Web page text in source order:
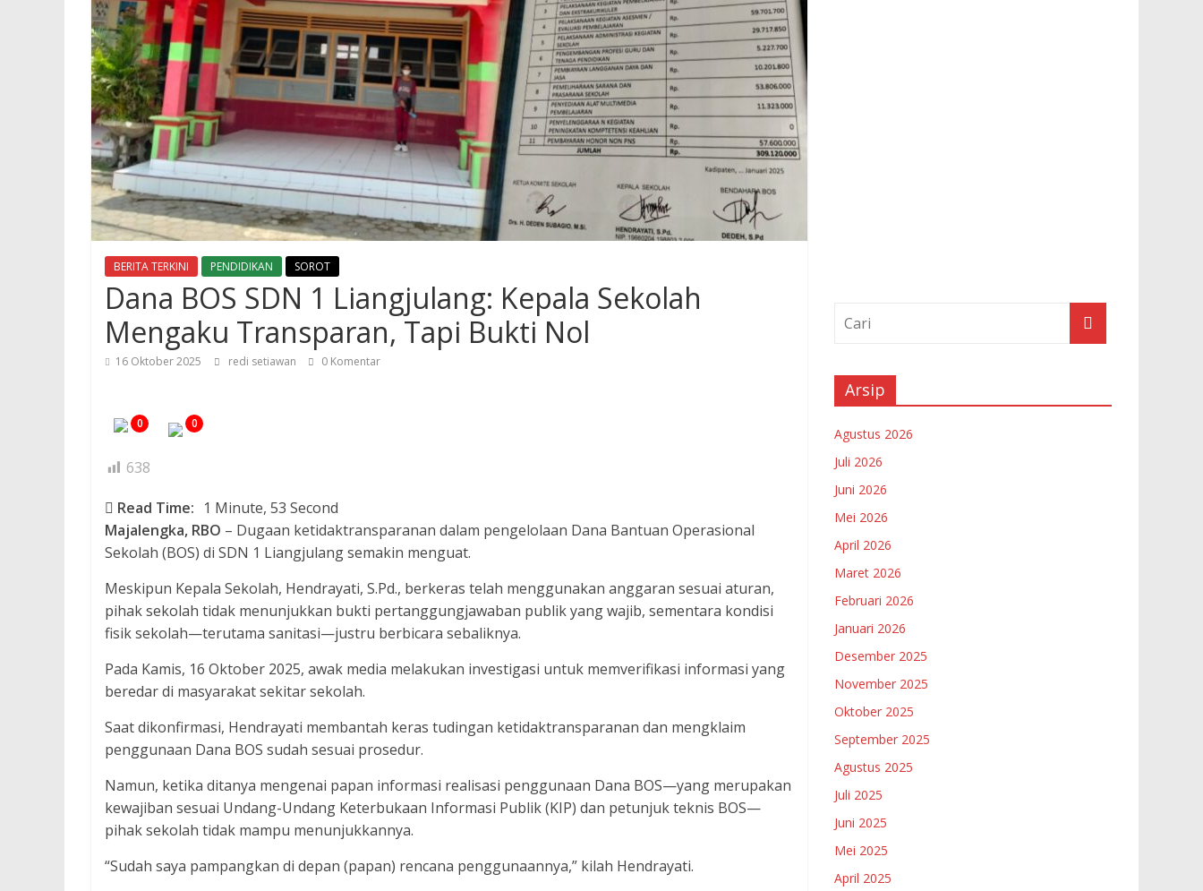
BERITA TERKINI PENDIDIKAN SOROT
Dana BOS SDN 1 Liangjulang: Kepala Sekolah
Mengaku Transparan, Tapi Bukti Nol
16 Oktober 2025 redi setiawan 0 Komentar
0 0
638
Read Time: 1 Minute, 53 Second
Majalengka, RBO – Dugaan ketidaktransparanan dalam pengelolaan Dana Bantuan Operasional
Sekolah (BOS) di SDN 1 Liangjulang semakin menguat.
Meskipun Kepala Sekolah, Hendrayati, S.Pd., berkeras telah menggunakan anggaran sesuai aturan,
pihak sekolah tidak menunjukkan bukti pertanggungjawaban publik yang wajib, sementara kondisi
fisik sekolah—terutama sanitasi—justru berbicara sebaliknya.
Pada Kamis, 16 Oktober 2025, awak media melakukan investigasi untuk memverifikasi informasi yang
beredar di masyarakat sekitar sekolah.
Saat dikonfirmasi, Hendrayati membantah keras tudingan ketidaktransparanan dan mengklaim
penggunaan Dana BOS sudah sesuai prosedur.
Namun, ketika ditanya mengenai papan informasi realisasi penggunaan Dana BOS—yang merupakan
kewajiban sesuai Undang-Undang Keterbukaan Informasi Publik (KIP) dan petunjuk teknis BOS—
pihak sekolah tidak mampu menunjukkannya.
“Sudah saya pampangkan di depan (papan) rencana penggunaannya,” kilah Hendrayati.
Arsip
Agustus 2026
Juli 2026
Juni 2026
Mei 2026
April 2026
Maret 2026
Februari 2026
Januari 2026
Desember 2025
November 2025
Oktober 2025
September 2025
Agustus 2025
Juli 2025
Juni 2025
Mei 2025
April 2025